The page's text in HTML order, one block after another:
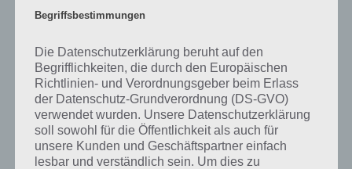
Weihnachten 2017. Wir haben die Smartphones in drei Gruppen
unterteilt: Günstige Einsteigermodelle bis 150 Euro, gute Mittelklasse
Smartphones bis 400 Euro und Top-Modelle über 400 Euro. Wer
nicht ganz so auf den Preis achten muss, raten wir stets zu den
Mittelklasse Smartphones, weil man davon auch mehrere Jahre was
hat (wenn man es nicht in der Zeit kaputt macht ;) ). Top-Modelle
machen meist nur für den Technikfan Sinn, während von den
Funktionen und der Leistung die Einsteigermodlele und Mittelklasse
Begriffsbestimmungen
Die Datenschutzerklärung beruht auf den
Begrifflichkeiten, die durch den Europäischen
Richtlinien- und Verordnungsgeber beim Erlass
der Datenschutz-Grundverordnung (DS-GVO)
verwendet wurden. Unsere Datenschutzerklärung
soll sowohl für die Öffentlichkeit als auch für
unsere Kunden und Geschäftspartner einfach
lesbar und verständlich sein. Um dies zu